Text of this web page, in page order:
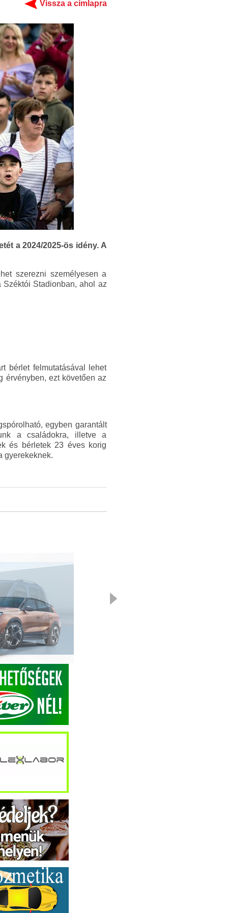
Vissza a címlapra
a 2024/2025-ös idény. A
szerezni személyesen a
Széktói Stadionban, ahol az
bérlet felmutatásával lehet
érvényben, ezt követően az
egyben garantált
a családokra, illetve a
és bérletek 23 éves korig
gyerekeknek.